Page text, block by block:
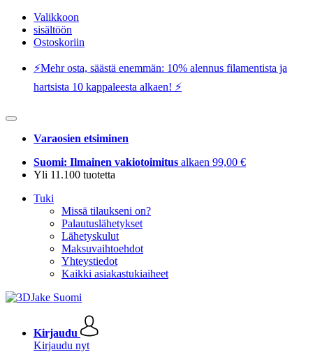
Valikkoon
sisältöön
Ostoskoriin
⚡️Mehr osta, säästä enemmän: 10% alennus filamentista ja
hartsista 10 kappaleesta alkaen! ⚡️
Varaosien etsiminen
Suomi: Ilmainen vakiotoimitus alkaen 99,00 €
Yli 11.100 tuotetta
Tuki
Missä tilaukseni on?
Palautuslähetykset
Lähetyskulut
Maksuvaihtoehdot
Yhteystiedot
Kaikki asiakastukiaiheet
Kirjaudu
Kirjaudu nyt